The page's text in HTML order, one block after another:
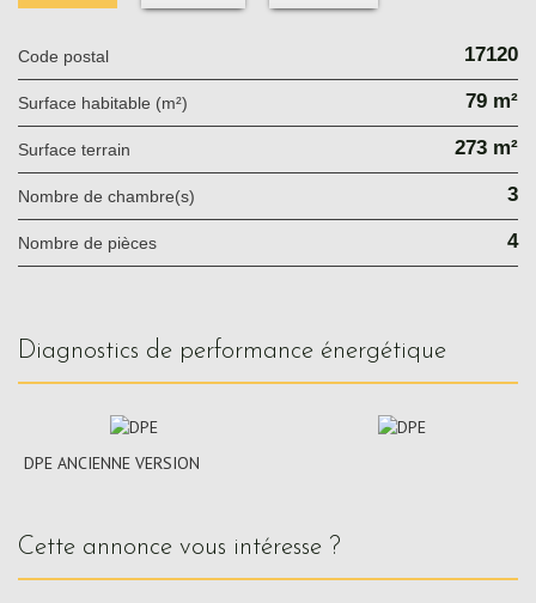
Code postal 17120
Surface habitable (m²) 79 m²
surface terrain 273 m²
Nombre de chambre(s) 3
Nombre de pièces 4
diagnostics de performance énergétique
DPE ANCIENNE VERSION
cette annonce vous intéresse ?